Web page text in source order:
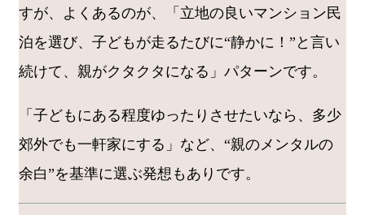
すが、よくあるのが、「立地の良いマンション民
泊を選び、子どもが走るたびに“静かに！”と言い
続けて、親がクタクタになる」パターンです。
「子どもにある程度ゆったりさせたいなら、多少
郊外でも一軒家にする」など、“親のメンタルの
余白”を基準に選ぶ発想もありです。